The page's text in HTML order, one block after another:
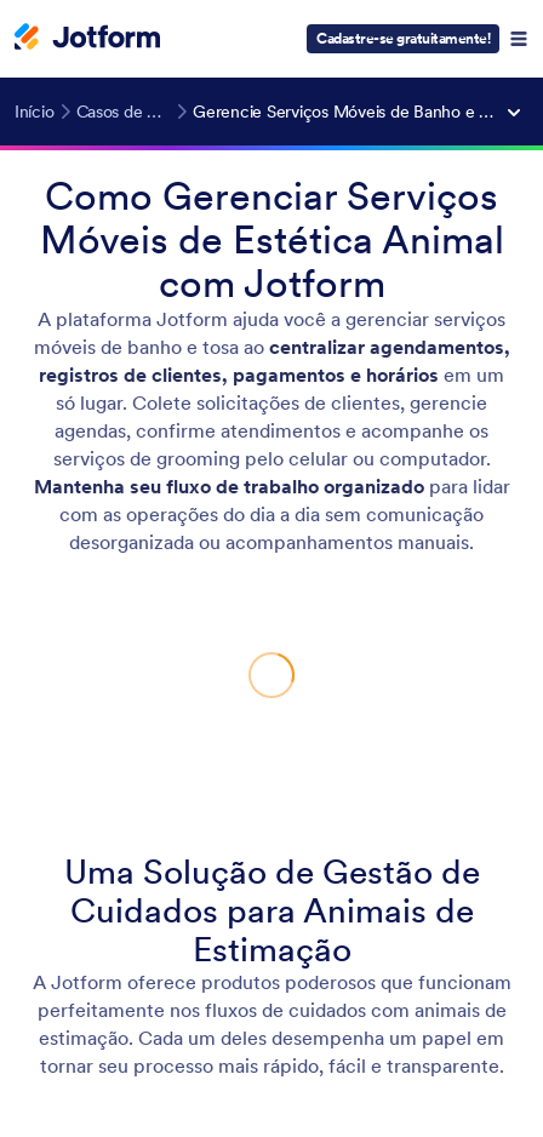
Cadastre-se gratuitamente!
Início Casos de Uso Gerencie Serviços Móveis de Banho e Tosa
Como Gerenciar Serviços
Móveis de Estética Animal
com Jotform
A plataforma Jotform ajuda você a gerenciar serviços
móveis de banho e tosa ao centralizar agendamentos,
registros de clientes, pagamentos e horários em um
só lugar. Colete solicitações de clientes, gerencie
agendas, confirme atendimentos e acompanhe os
serviços de grooming pelo celular ou computador.
Mantenha seu fluxo de trabalho organizadopara lidar
com as operações do dia a dia sem comunicação
desorganizada ou acompanhamentos manuais.
Uma Solução de Gestão de
Cuidados para Animais de
Estimação
A Jotform oferece produtos poderosos que funcionam
perfeitamente nos fluxos de cuidados com animais de
estimação. Cada um deles desempenha um papel em
tornar seu processo mais rápido, fácil e transparente.